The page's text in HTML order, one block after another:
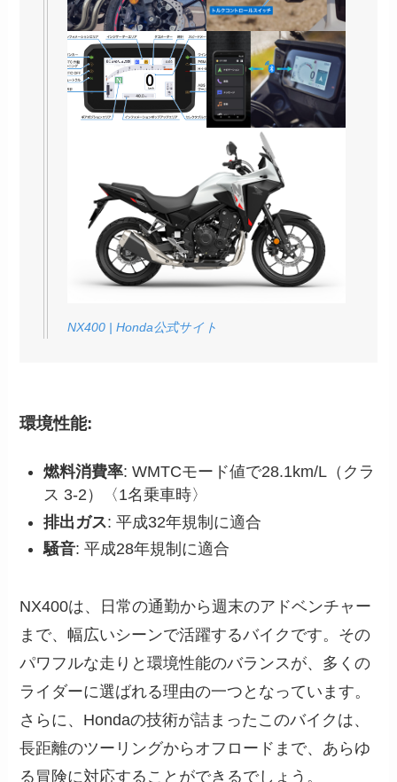
NX400 | Honda公式サイト
環境性能:
燃料消費率: WMTCモード値で28.1km/L（クラ
ス 3-2）〈1名乗車時〉
排出ガス: 平成32年規制に適合
騒音: 平成28年規制に適合
NX400は、日常の通勤から週末のアドベンチャー
まで、幅広いシーンで活躍するバイクです。その
パワフルな走りと環境性能のバランスが、多くの
ライダーに選ばれる理由の一つとなっています。
さらに、Hondaの技術が詰まったこのバイクは、
長距離のツーリングからオフロードまで、あらゆ
る冒険に対応することができるでしょう。